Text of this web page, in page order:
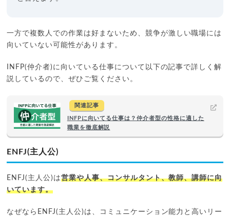
一方で複数人での作業は好まないため、競争が激しい職場には
向いていない可能性があります。
INFP(仲介者)に向いている仕事について以下の記事で詳しく解
説しているので、ぜひご覧ください。
関連記事
INFPに向いてる仕事は？仲介者型の性格に適した
職業を徹底解説
ENFJ(主人公)
ENFJ(主人公)は営業や人事、コンサルタント、教師、講師に向
いています。
なぜならENFJ(主人公)は、コミュニケーション能力と高いリー